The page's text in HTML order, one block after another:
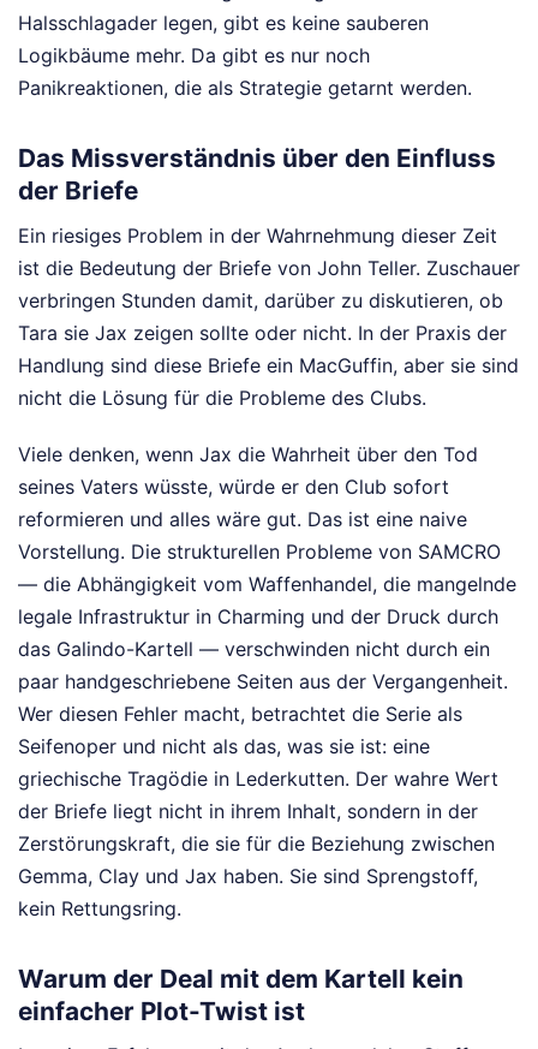
Halsschlagader legen, gibt es keine sauberen
Logikbäume mehr. Da gibt es nur noch
Panikreaktionen, die als Strategie getarnt werden.
Das Missverständnis über den Einfluss
der Briefe
Ein riesiges Problem in der Wahrnehmung dieser Zeit
ist die Bedeutung der Briefe von John Teller. Zuschauer
verbringen Stunden damit, darüber zu diskutieren, ob
Tara sie Jax zeigen sollte oder nicht. In der Praxis der
Handlung sind diese Briefe ein MacGuffin, aber sie sind
nicht die Lösung für die Probleme des Clubs.
Viele denken, wenn Jax die Wahrheit über den Tod
seines Vaters wüsste, würde er den Club sofort
reformieren und alles wäre gut. Das ist eine naive
Vorstellung. Die strukturellen Probleme von SAMCRO
— die Abhängigkeit vom Waffenhandel, die mangelnde
legale Infrastruktur in Charming und der Druck durch
das Galindo-Kartell — verschwinden nicht durch ein
paar handgeschriebene Seiten aus der Vergangenheit.
Wer diesen Fehler macht, betrachtet die Serie als
Seifenoper und nicht als das, was sie ist: eine
griechische Tragödie in Lederkutten. Der wahre Wert
der Briefe liegt nicht in ihrem Inhalt, sondern in der
Zerstörungskraft, die sie für die Beziehung zwischen
Gemma, Clay und Jax haben. Sie sind Sprengstoff,
kein Rettungsring.
Warum der Deal mit dem Kartell kein
einfacher Plot-Twist ist